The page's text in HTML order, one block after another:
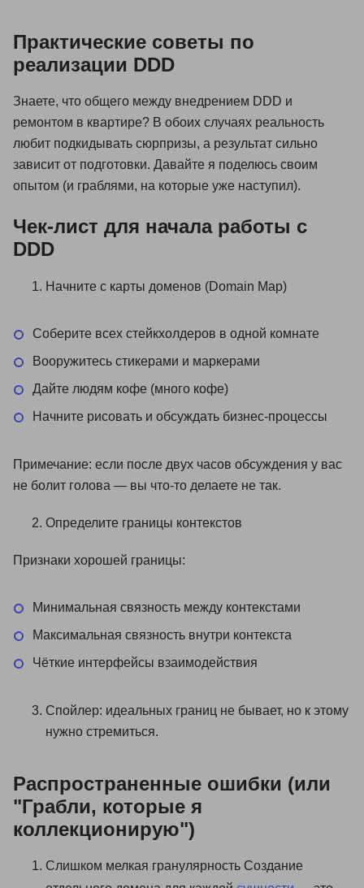
Практические советы по
реализации DDD
Знаете, что общего между внедрением DDD и
ремонтом в квартире? В обоих случаях реальность
любит подкидывать сюрпризы, а результат сильно
зависит от подготовки. Давайте я поделюсь своим
опытом (и граблями, на которые уже наступил).
Чек-лист для начала работы с
DDD
Начните с карты доменов (Domain Map)
Соберите всех стейкхолдеров в одной комнате
Вооружитесь стикерами и маркерами
Дайте людям кофе (много кофе)
Начните рисовать и обсуждать бизнес-процессы
Примечание: если после двух часов обсуждения у вас
не болит голова — вы что-то делаете не так.
Определите границы контекстов
Признаки хорошей границы:
Минимальная связность между контекстами
Максимальная связность внутри контекста
Чёткие интерфейсы взаимодействия
Спойлер: идеальных границ не бывает, но к этому
нужно стремиться.
Распространенные ошибки (или
"Грабли, которые я
коллекционирую")
Слишком мелкая гранулярность Создание